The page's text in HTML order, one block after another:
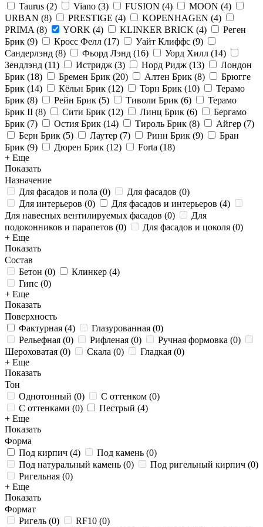
Taurus (2) Viano (3) FUSION (4) MOON (4)
URBAN (8) PRESTIGE (4) KOPENHAGEN (4)
PRIMA (8) YORK (4) KLINKER BRICK (4)
Реген
Брик (9) Кросс Фелл (17) Уайт Клиффс (9)
Сандерлэнд (8) Фьорд Лэнд (16) Уорд Хилл (14)
Зендлэнд (11) Истридж (3) Норд Ридж (13)
Лондон
Брик (18) Бремен Брик (20) Алтен Брик (8)
Брюгге
Брик (14) Кёльн Брик (12) Торн Брик (10)
Терамо
Брик (8) Рейн Брик (5) Тиволи Брик (6)
Терамо
Брик II (8) Сити Брик (12) Линц Брик (6)
Бергамо
Брик (7) Остия Брик (14) Тироль Брик (8) Айгер (7)
Берн Брик (5) Лаутер (7) Ринн Брик (9)
Бран
Брик (9) Дюрен Брик (12) Forta (18)
+ Еще
Показать
Назначение
Для фасадов и пола (0) Для фасадов (0)
Для интерьеров (0) Для фасадов и интерьеров (4)
Для навесных вентилируемых фасадов (0)
Для
подоконников и парапетов (0) Для фасадов и цоколя (0)
+ Еще
Показать
Состав
Бетон (0) Клинкер (4)
Гипс (0)
+ Еще
Показать
Поверхность
Фактурная (4) Глазурованная (0)
Рельефная (0) Рифленая (0) Ручная формовка (0)
Шероховатая (0) Скала (0) Гладкая (0)
+ Еще
Показать
Тон
Однотонный (0) С оттенком (0)
С оттенками (0) Пестрый (4)
+ Еще
Показать
Форма
Под кирпич (4) Под камень (0)
Под натуральный камень (0) Под ригельный кирпич (0)
Ригельная (0)
+ Еще
Показать
Формат
Ригель (0) RF10 (0)